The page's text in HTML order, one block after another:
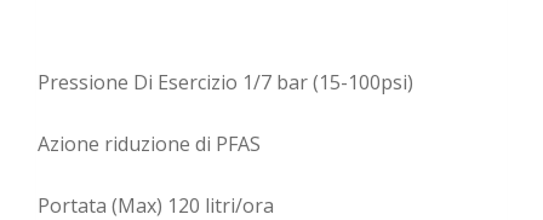
Pressione Di Esercizio 1/7 bar (15-100psi)
Azione riduzione di PFAS
Portata (Max) 120 litri/ora